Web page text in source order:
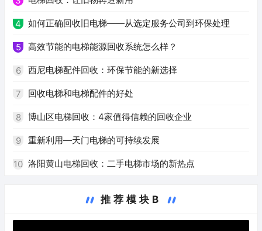
4 如何正确回收旧电梯——从选定服务公司到环保处理
5 高效节能的电梯能源回收系统怎么样？
6 西尼电梯配件回收：环保节能的新选择
7 回收电梯和电梯配件的好处
8 博山区电梯回收：4家值得信赖的回收企业
9 重新利用—天门电梯的可持续发展
10 洛阳黄山电梯回收：二手电梯市场的新热点
推荐模块B